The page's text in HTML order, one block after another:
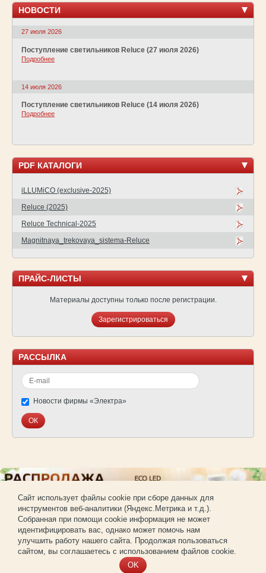
НОВОСТИ
27 июля 2026
Поступление светильников Reluce (27 июля 2026)
Подробнее
14 июля 2026
Поступление светильников Reluce (14 июля 2026)
Подробнее
PDF КАТАЛОГИ
iLLUMiCO (exclusive-2025)
Reluce (2025)
Reluce Technical-2025
Magnitnaya_trekovaya_sistema-Reluce
ПРАЙС-ЛИСТЫ
Материалы доступны только после регистрации.
Зарегистрироваться
РАССЫЛКА
Новости фирмы «Электра»
© Фирма «Электра»
Использование материалов сайта без согласования запрещено.
Создание и продвижение сайта — РА «Имиджпром»
Cайт использует файлы cookie при сборе данных для
инструментов веб-аналитики (Яндекс.Метрика и т.д.).
Собранная при помощи cookie информация не может
идентифицировать вас, однако может помочь нам
улучшить работу нашего сайта. Продолжая пользоваться
сайтом, вы соглашаетесь с использованием файлов cookie.
OK
Регистрация для покупки оптом